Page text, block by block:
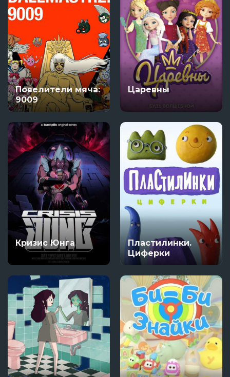
Повелители мяча:
9009
Царевны
Кризис Юнга
Пластилинки.
Циферки